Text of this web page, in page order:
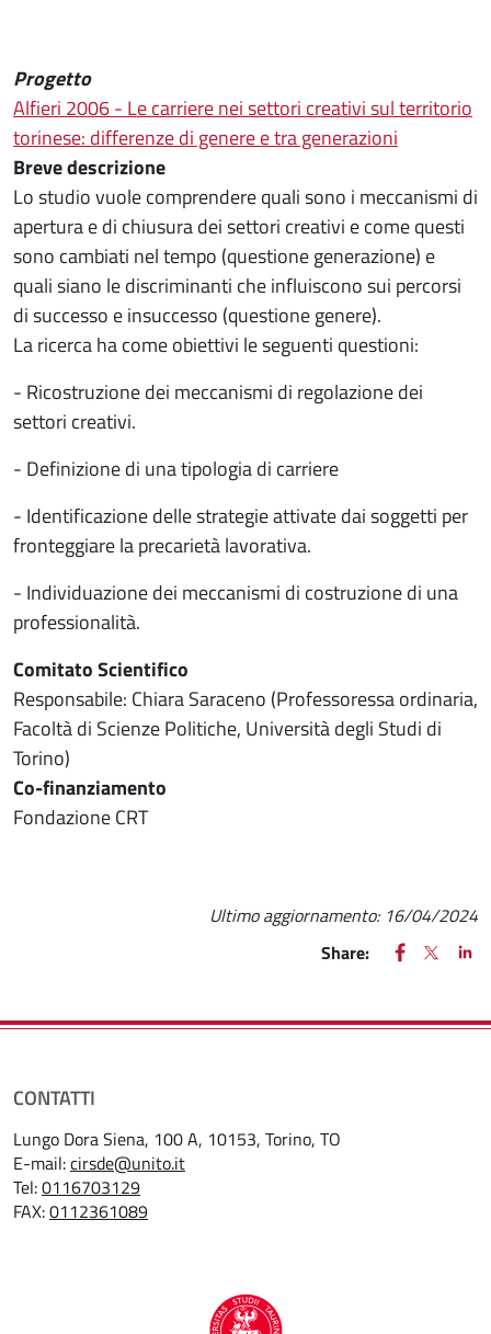
Progetto
Alfieri 2006 - Le carriere nei settori creativi sul territorio
torinese: differenze di genere e tra generazioni
Breve descrizione
Lo studio vuole comprendere quali sono i meccanismi di
apertura e di chiusura dei settori creativi e come questi
sono cambiati nel tempo (questione generazione) e
quali siano le discriminanti che influiscono sui percorsi
di successo e insuccesso (questione genere).
La ricerca ha come obiettivi le seguenti questioni:
- Ricostruzione dei meccanismi di regolazione dei
settori creativi.
- Definizione di una tipologia di carriere
- Identificazione delle strategie attivate dai soggetti per
fronteggiare la precarietà lavorativa.
- Individuazione dei meccanismi di costruzione di una
professionalità.
Comitato Scientifico
Responsabile: Chiara Saraceno (Professoressa ordinaria,
Facoltà di Scienze Politiche, Università degli Studi di
Torino)
Co-finanziamento
Fondazione CRT
Ultimo aggiornamento: 16/04/2024
Share:
FACEBOOK
(apre una
X
(apre
CONTATTI
Lungo Dora Siena, 100 A, 10153, Torino, TO
E-mail:cirsde@unito.it
Tel:0116703129
FAX:0112361089